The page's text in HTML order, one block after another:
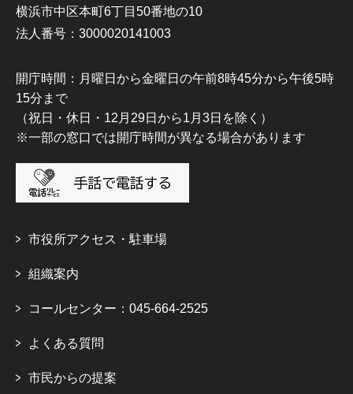
横浜市中区本町6丁目50番地の10
法人番号：3000020141003
開庁時間：月曜日から金曜日の午前8時45分から午後5時
15分まで
（祝日・休日・12月29日から1月3日を除く）
※一部の窓口では開庁時間が異なる場合があります
市役所アクセス・駐車場
組織案内
コールセンター：045-664-2525
よくある質問
市民からの提案